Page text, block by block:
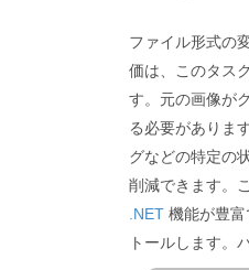
ファイル形式の
価は、このタス
す。元の画像が
る必要がありま
グなどの特定の
削減できます。
.NET 機能が豊
トールします。